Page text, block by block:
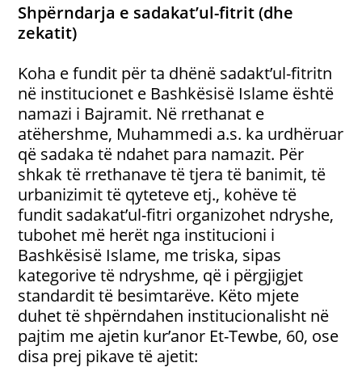
Shpërndarja e sadakat’ul-fitrit (dhe
zekatit)
Koha e fundit për ta dhënë sadakt’ul-fitritn
në institucionet e Bashkësisë Islame është
namazi i Bajramit. Në rrethanat e
atëhershme, Muhammedi a.s. ka urdhëruar
që sadaka të ndahet para namazit. Për
shkak të rrethanave të tjera të banimit, të
urbanizimit të qyteteve etj., kohëve të
fundit sadakat’ul-fitri organizohet ndryshe,
tubohet më herët nga institucioni i
Bashkësisë Islame, me triska, sipas
kategorive të ndryshme, që i përgjigjet
standardit të besimtarëve. Këto mjete
duhet të shpërndahen institucionalisht në
pajtim me ajetin kur’anor Et-Tewbe, 60, ose
disa prej pikave të ajetit: